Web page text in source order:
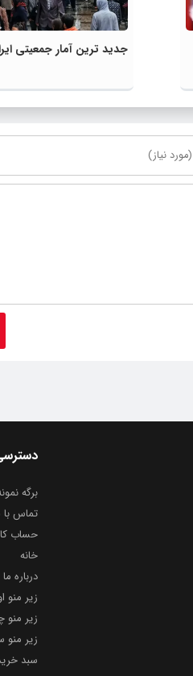
جدید ترین آمار جمعیتی
برگه
تماس با
حساب
خانه
درباره ما
زیر منو
زیر منو
زیر منو
سبد